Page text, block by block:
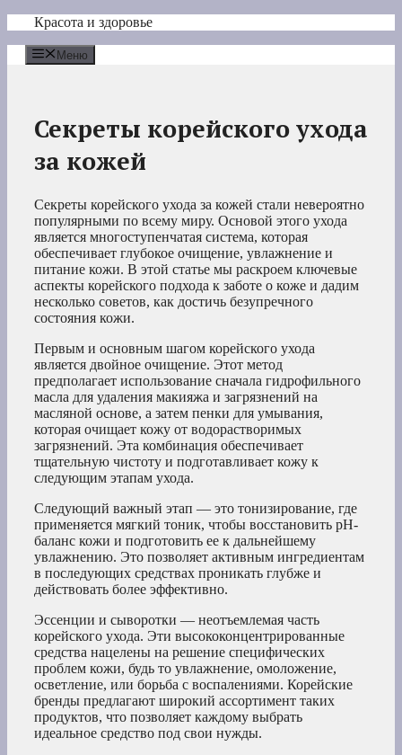
Перейти
содержимому
Красота и здоровье
Меню
Секреты корейского ухода
за кожей
Секреты корейского ухода за кожей стали невероятно
популярными по всему миру. Основой этого ухода
является многоступенчатая система, которая
обеспечивает глубокое очищение, увлажнение и
питание кожи. В этой статье мы раскроем ключевые
аспекты корейского подхода к заботе о коже и дадим
несколько советов, как достичь безупречного
состояния кожи.
Первым и основным шагом корейского ухода
является двойное очищение. Этот метод
предполагает использование сначала гидрофильного
масла для удаления макияжа и загрязнений на
масляной основе, а затем пенки для умывания,
которая очищает кожу от водорастворимых
загрязнений. Эта комбинация обеспечивает
тщательную чистоту и подготавливает кожу к
следующим этапам ухода.
Следующий важный этап — это тонизирование, где
применяется мягкий тоник, чтобы восстановить pH-
баланс кожи и подготовить ее к дальнейшему
увлажнению. Это позволяет активным ингредиентам
в последующих средствах проникать глубже и
действовать более эффективно.
Эссенции и сыворотки — неотъемлемая часть
корейского ухода. Эти высококонцентрированные
средства нацелены на решение специфических
проблем кожи, будь то увлажнение, омоложение,
осветление, или борьба с воспалениями. Корейские
бренды предлагают широкий ассортимент таких
продуктов, что позволяет каждому выбрать
идеальное средство под свои нужды.